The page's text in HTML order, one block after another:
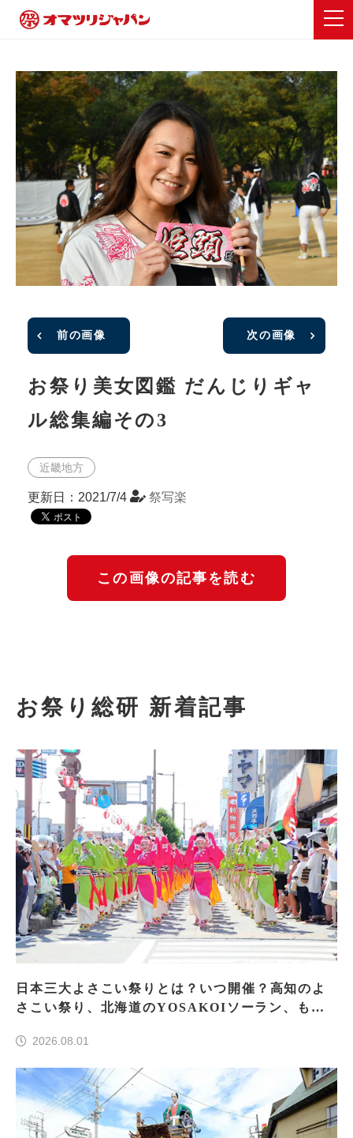
前の画像 次の画像
お祭り美女図鑑 だんじりギャ
ル総集編その3
近畿地方
更新日：2021/7/4 祭写楽
この画像の記事を読む
お祭り総研 新着記事
日本三大よさこい祭りとは？いつ開催？高知のよ
さこい祭り、北海道のYOSAKOIソーラン、もう
2026.08.01